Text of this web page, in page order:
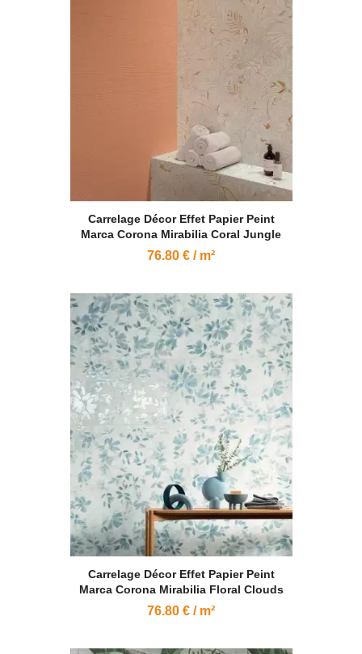
Carrelage Décor Effet Papier Peint
Marca Corona Mirabilia Coral Jungle
76.80 € / m²
Carrelage Décor Effet Papier Peint
Marca Corona Mirabilia Floral Clouds
76.80 € / m²